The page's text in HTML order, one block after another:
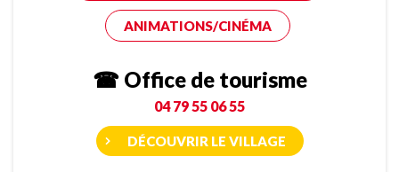
ANIMATIONS/CINÉMA
☎ Office de tourisme
04 79 55 06 55
DÉCOUVRIR LE VILLAGE